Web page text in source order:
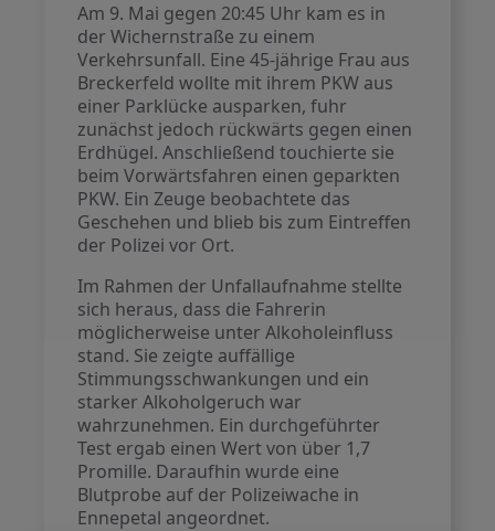
Am 9. Mai gegen 20:45 Uhr kam es in
der Wichernstraße zu einem
Verkehrsunfall. Eine 45-jährige Frau aus
Breckerfeld wollte mit ihrem PKW aus
einer Parklücke ausparken, fuhr
zunächst jedoch rückwärts gegen einen
Erdhügel. Anschließend touchierte sie
beim Vorwärtsfahren einen geparkten
PKW. Ein Zeuge beobachtete das
Geschehen und blieb bis zum Eintreffen
der Polizei vor Ort.
Im Rahmen der Unfallaufnahme stellte
sich heraus, dass die Fahrerin
möglicherweise unter Alkoholeinfluss
stand. Sie zeigte auffällige
Stimmungsschwankungen und ein
starker Alkoholgeruch war
wahrzunehmen. Ein durchgeführter
Test ergab einen Wert von über 1,7
Promille. Daraufhin wurde eine
Blutprobe auf der Polizeiwache in
Ennepetal angeordnet.